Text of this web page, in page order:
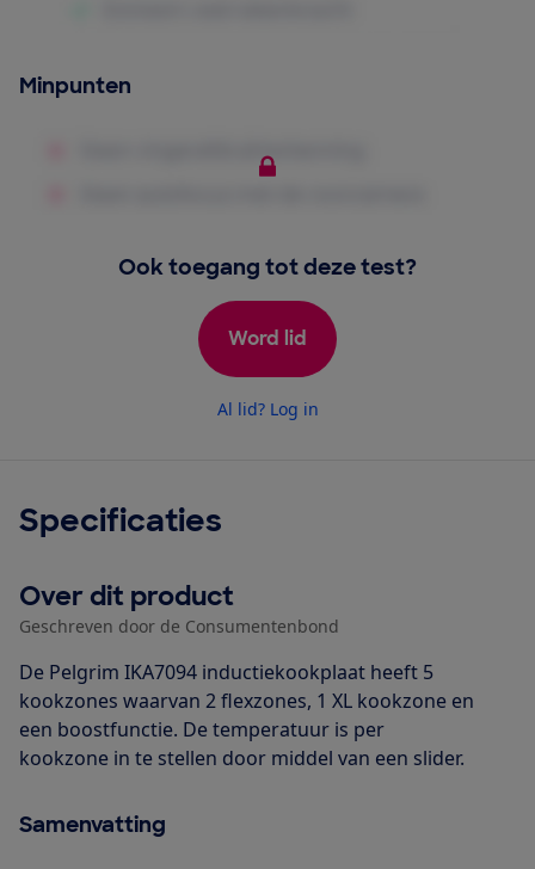
Minpunten
Ook toegang tot deze test?
Word lid
Al lid? Log in
Specificaties
Over dit product
Geschreven door de Consumentenbond
De Pelgrim IKA7094 inductiekookplaat heeft 5
kookzones waarvan 2 flexzones, 1 XL kookzone en
een boostfunctie. De temperatuur is per
kookzone in te stellen door middel van een slider.
Samenvatting